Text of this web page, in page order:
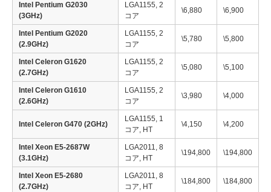
Intel Pentium G2030
(3GHz)
LGA1155, 2
コア
\6,880 \6,900
Intel Pentium G2020
(2.9GHz)
LGA1155, 2
コア
\5,780 \5,800
Intel Celeron G1620
(2.7GHz)
LGA1155, 2
コア
\5,080 \5,100
Intel Celeron G1610
(2.6GHz)
LGA1155, 2
コア
\3,980 \4,000
Intel Celeron G470 (2GHz)
LGA1155, 1
コア, HT
\4,150 \4,200
Intel Xeon E5-2687W
(3.1GHz)
LGA2011, 8
コア, HT
\194,800 \194,800
Intel Xeon E5-2680
(2.7GHz)
LGA2011, 8
コア, HT
\184,800 \184,800